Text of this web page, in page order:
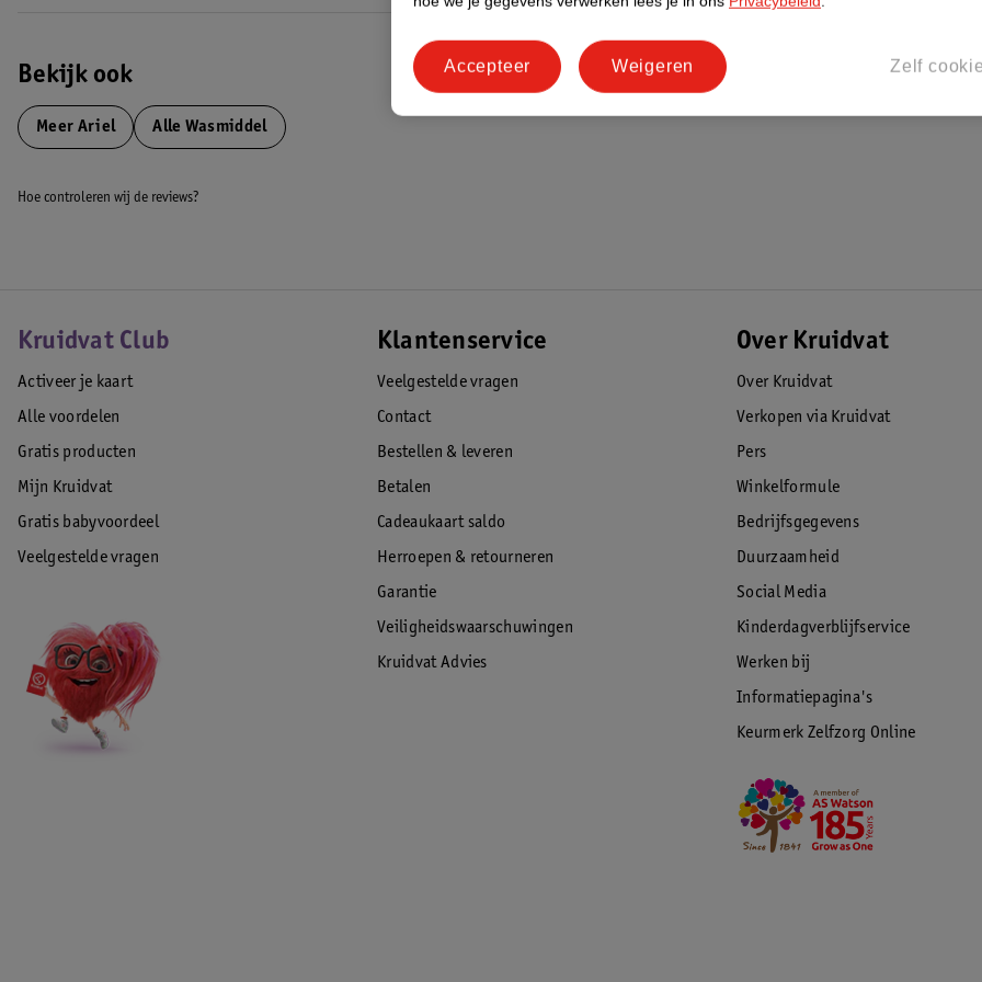
**Energieverbruik wasmachine van 60 tot 30 °C, normale cyclus.
EAN code:8700216697620
Bekijk ook
Meer Ariel Alle Wasmiddel
Hoe controleren wij de reviews?
Kruidvat Club
Activeer je kaart
Alle voordelen
Gratis producten
Mijn Kruidvat
Gratis babyvoordeel
Veelgestelde vragen
Klantenservice
Veelgestelde vragen
Contact
Bestellen & leveren
Betalen
Cadeaukaart saldo
Herroepen & retourneren
Garantie
Veiligheidswaarschuwingen
Kruidvat Advies
Over Kruidvat
Over Kruidvat
Verkopen via Kruidvat
Pers
Winkelformule
Bedrijfsgegevens
Duurzaamheid
Social Media
Kinderdagverblijfservice
Werken bij
Informatiepagina's
Keurmerk Zelfzorg Online
Zelf
Weigeren
Accepteer